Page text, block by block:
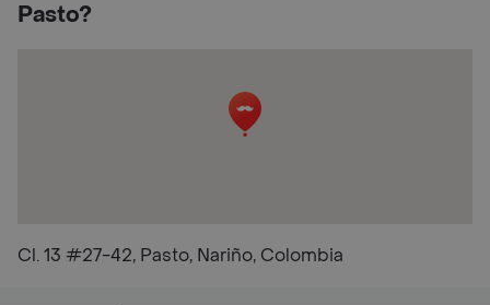
Pasto?
Cl. 13 #27-42, Pasto, Nariño, Colombia